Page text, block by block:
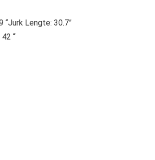
“Jurk Lengte: 30.7”
“